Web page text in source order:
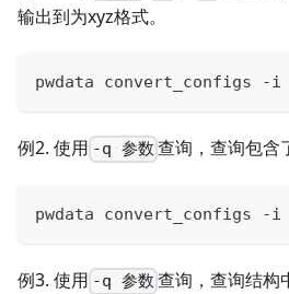
输出到为xyz格式。
pwdata convert_configs -i
例2. 使用 -q 参数 查询，查询包含
pwdata convert_configs -i
例3. 使用 -q 参数 查询，查询结构